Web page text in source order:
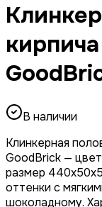
В наличии
Клинкерная
GoodBrick —
размер
оттенки с
шоколадному.